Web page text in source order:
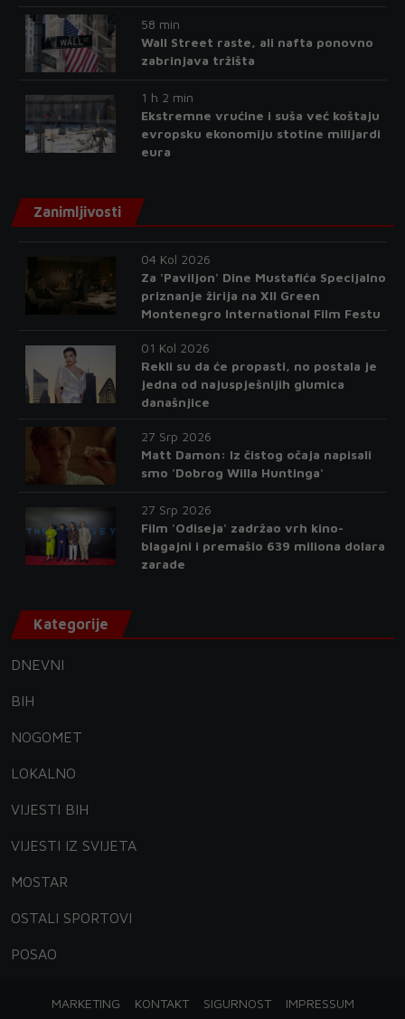
58 min
Wall Street raste, ali nafta ponovno
zabrinjava tržišta
1 h 2 min
Ekstremne vrućine i suša već koštaju
evropsku ekonomiju stotine milijardi
eura
Zanimljivosti
04 Kol 2026
Za 'Paviljon' Dine Mustafića Specijalno
priznanje žirija na XII Green
Montenegro International Film Festu
01 Kol 2026
Rekli su da će propasti, no postala je
jedna od najuspješnijih glumica
današnjice
27 Srp 2026
Matt Damon: Iz čistog očaja napisali
smo 'Dobrog Willa Huntinga'
27 Srp 2026
Film 'Odiseja' zadržao vrh kino-
blagajni i premašio 639 miliona dolara
zarade
Kategorije
DNEVNI
BIH
NOGOMET
LOKALNO
VIJESTI BIH
VIJESTI IZ SVIJETA
MOSTAR
OSTALI SPORTOVI
POSAO
MARKETING KONTAKT SIGURNOST
IMPRESSUM